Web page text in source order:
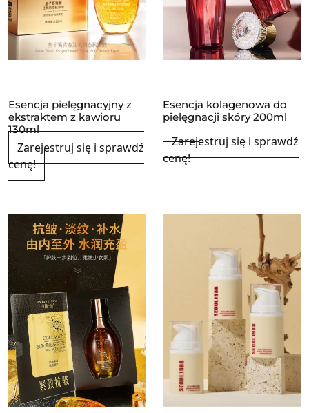
Esencja pielęgnacyjny z
ekstraktem z kawioru
130ml
Zarejestruj się i sprawdź
cenę!
Esencja kolagenowa do
pielęgnacji skóry 200ml
Zarejestruj się i sprawdź
cenę!